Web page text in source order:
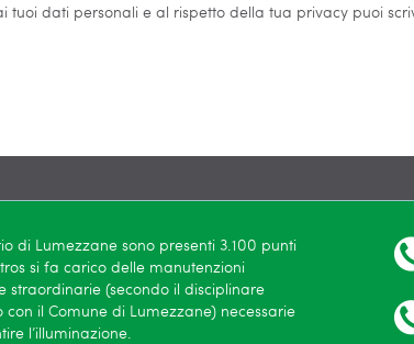
dati personali e al rispetto della tua privacy puoi
di Lumezzane sono presenti 3.100 punti
si fa carico delle manutenzioni
straordinarie (secondo il disciplinare
con il Comune di Lumezzane) necessarie
l’illuminazione.